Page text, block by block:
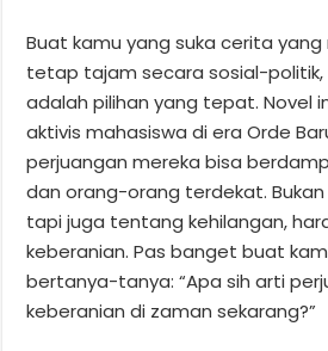
Buat kamu yang suka cerita
tetap tajam secara sosial-politik,
adalah pilihan yang tepat. Novel
aktivis mahasiswa di era Orde
perjuangan mereka bisa
dan orang-orang terdekat.
tapi juga tentang kehilangan,
keberanian. Pas banget buat
bertanya-tanya: “Apa sih arti
keberanian di zaman sekarang?”